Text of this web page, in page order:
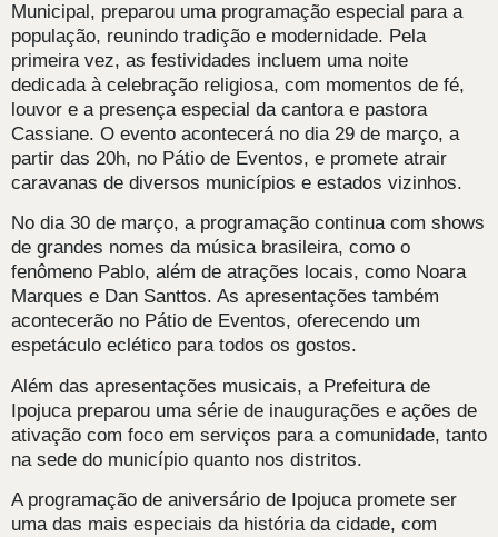
Municipal, preparou uma programação especial para a
população, reunindo tradição e modernidade. Pela
primeira vez, as festividades incluem uma noite
dedicada à celebração religiosa, com momentos de fé,
louvor e a presença especial da cantora e pastora
Cassiane. O evento acontecerá no dia 29 de março, a
partir das 20h, no Pátio de Eventos, e promete atrair
caravanas de diversos municípios e estados vizinhos.
No dia 30 de março, a programação continua com shows
de grandes nomes da música brasileira, como o
fenômeno Pablo, além de atrações locais, como Noara
Marques e Dan Santtos. As apresentações também
acontecerão no Pátio de Eventos, oferecendo um
espetáculo eclético para todos os gostos.
Além das apresentações musicais, a Prefeitura de
Ipojuca preparou uma série de inaugurações e ações de
ativação com foco em serviços para a comunidade, tanto
na sede do município quanto nos distritos.
A programação de aniversário de Ipojuca promete ser
uma das mais especiais da história da cidade, com